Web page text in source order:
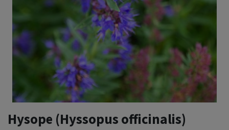
Hysope (Hyssopus officinalis)